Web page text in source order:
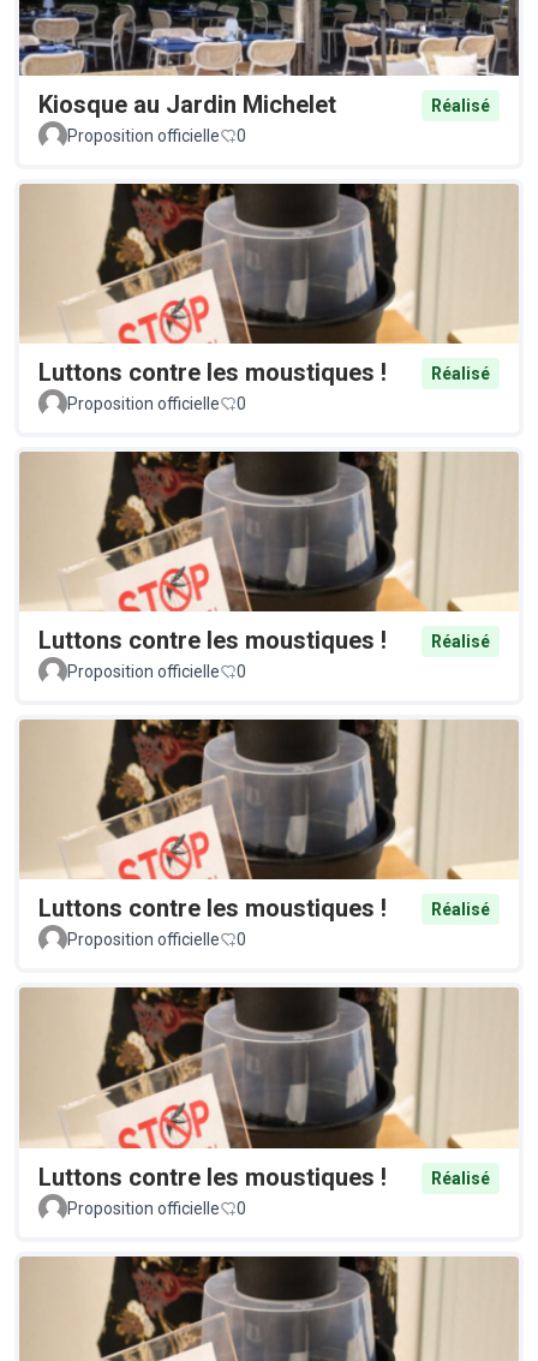
Kiosque au Jardin Michelet
Réalisé
Proposition officielle
0
Luttons contre les moustiques !
Réalisé
Proposition officielle
0
Luttons contre les moustiques !
Réalisé
Proposition officielle
0
Luttons contre les moustiques !
Réalisé
Proposition officielle
0
Luttons contre les moustiques !
Réalisé
Proposition officielle
0